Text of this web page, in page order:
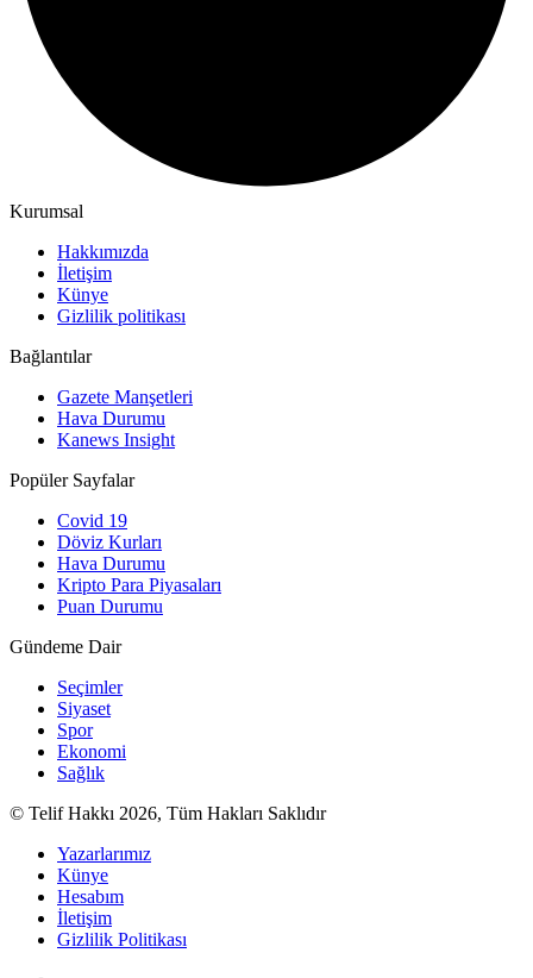
Kurumsal
Hakkımızda
İletişim
Künye
Gizlilik politikası
Bağlantılar
Gazete Manşetleri
Hava Durumu
Kanews Insight
Popüler Sayfalar
Covid 19
Döviz Kurları
Hava Durumu
Kripto Para Piyasaları
Puan Durumu
Gündeme Dair
Seçimler
Siyaset
Spor
Ekonomi
Sağlık
© Telif Hakkı 2026, Tüm Hakları Saklıdır
Yazarlarımız
Künye
Hesabım
İletişim
Gizlilik Politikası